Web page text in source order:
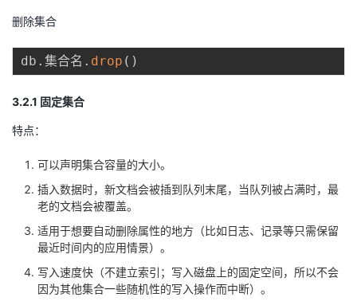
删除集合
db . 集合名 . drop ( )
3.2.1 固定集合
特点：
可以声明集合容量的大小。
插入数据时，新文档会被插到队列末尾，当队列被占满时，最
老的文档会被覆盖。
适用于想要自动删除属性的地方（比如日志、记录等只需保留
最近时间内的应用情景）。
写入速度快（不建立索引；写入磁盘上的固定空间，所以不会
因为其他集合一些随机性的写入操作而中断）。